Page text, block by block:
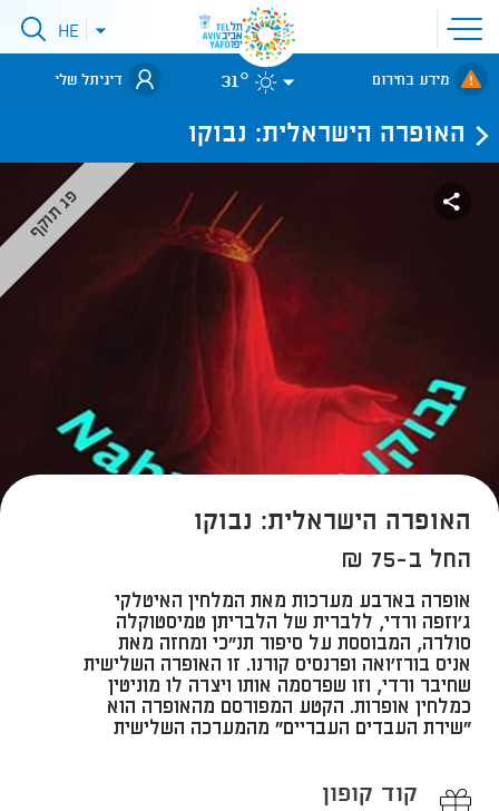
פתיחת
תפריט
אתר
לאתר עיריית
תל-אביב
פתיחתHE
מידע בחירום 31° דיגיתל שלי
האופרה הישראלית: נבוקו
פג תוקף
האופרה הישראלית: נבוקו
החל ב-75 ₪
אופרה בארבע מערכות מאת המלחין האיטלקי
ג'וזפה ורדי, ללברית של הלבריתן טמיסטוקלה
סולרה, המבוססת על סיפור תנ"כי ומחזה מאת
אניס בורז'ואה ופרנסיס קורנו. זו האופרה השלישית
שחיבר ורדי, וזו שפרסמה אותו ויצרה לו מוניטין
כמלחין אופרות. הקטע המפורסם מהאופרה הוא
"שירת העבדים העבריים" מהמערכה השלישית
קוד קופון